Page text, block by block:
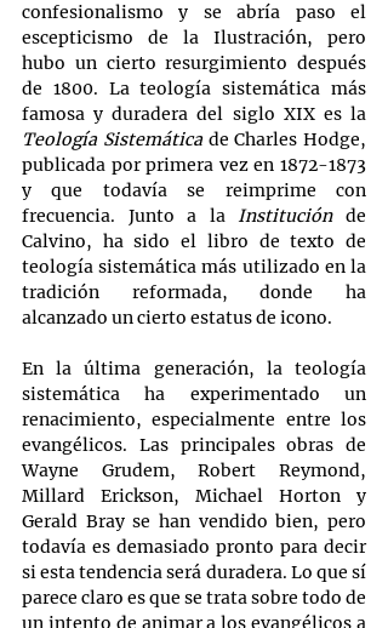
confesionalismo y se abría paso el
escepticismo de la Ilustración, pero
hubo un cierto resurgimiento después
de 1800. La teología sistemática más
Teología Sistemática de Charles Hodge,
publicada por primera vez en 1872-1873
y que todavía se reimprime con
frecuencia. Junto a la Institución de
Calvino, ha sido el libro de texto de
teología sistemática más utilizado en la
tradición reformada, donde ha
alcanzado un cierto estatus de icono.
En la última generación, la teología
sistemática ha experimentado un
renacimiento, especialmente entre los
evangélicos. Las principales obras de
Wayne Grudem, Robert Reymond,
Millard Erickson, Michael Horton y
Gerald Bray se han vendido bien, pero
todavía es demasiado pronto para decir
si esta tendencia será duradera. Lo que sí
parece claro es que se trata sobre todo de
un intento de animar a los evangélicos a